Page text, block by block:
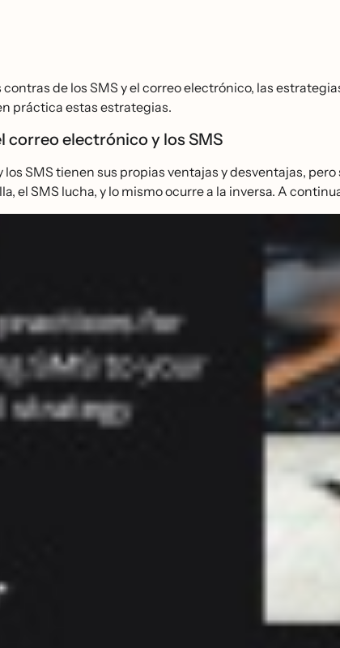
contras de los SMS y el correo electrónico, las
práctica estas estrategias.
correo electrónico y los SMS
los SMS tienen sus propias ventajas y desventajas,
el SMS lucha, y lo mismo ocurre a la inversa. A